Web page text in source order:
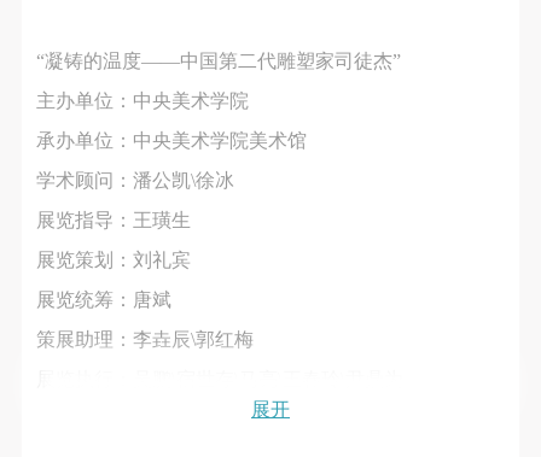
“凝铸的温度——中国第二代雕塑家司徒杰”
主办单位：中央美术学院
承办单位：中央美术学院美术馆
学术顾问：潘公凯\徐冰
展览指导：王璜生
展览策划：刘礼宾
展览统筹：唐斌
策展助理：李垚辰\郭红梅
展开
第三条
参加本次活动人员应该是成年人（具有完全民事行为
能力的人，18周岁以上）未成年人必须在成年人的陪
同下参观。
参加活动者在此次活动期间的人身安全责任自负。鼓
励参加者自行购买人身安全保险。活动中一旦出现事
故，活动中任何非事故当事人及美术馆将不承担人身
事故的任何责任，但有互相援助的义务。参加活动的
身不承担任何法律责任和经济责任。参加本次活动者
第三条
参加本次活动人员应该是成年人（具有完全民事行为
能力的人，18周岁以上）未成年人必须在成年人的陪
同下参观。
参加活动者在此次活动期间的人身安全责任自负。鼓
励参加者自行购买人身安全保险。活动中一旦出现事
故，活动中任何非事故当事人及美术馆将不承担人身
事故的任何责任，但有互相援助的义务。参加活动的
身不承担任何法律责任和经济责任。参加本次活动者
第三条
参加本次活动人员应该是成年人（具有完全民事行为
能力的人，18周岁以上）未成年人必须在成年人的陪
同下参观。
参加活动者在此次活动期间的人身安全责任自负。鼓
励参加者自行购买人身安全保险。活动中一旦出现事
故，活动中任何非事故当事人及美术馆将不承担人身
事故的任何责任，但有互相援助的义务。参加活动的
身不承担任何法律责任和经济责任。参加本次活动者